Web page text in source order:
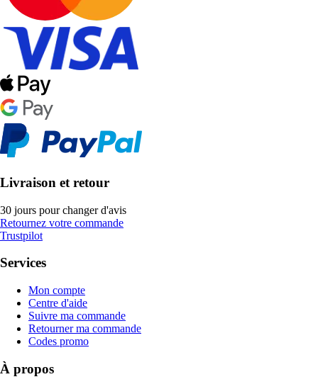
Livraison et retour
30 jours pour changer d'avis
Retournez votre commande
Trustpilot
Services
Mon compte
Centre d'aide
Suivre ma commande
Retourner ma commande
Codes promo
À propos